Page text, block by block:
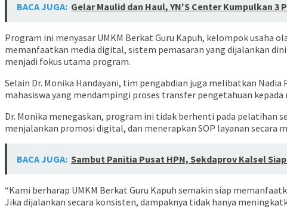
BACA JUGA: Gelar Maulid dan Haul, YN'S Center Kumpulkan
Program ini menyasar UMKM Berkat Guru Kapuh, kelompok usaha
memanfaatkan media digital, sistem pemasaran yang dijalankan
menjadi fokus utama program.
Selain Dr. Monika Handayani, tim pengabdian juga melibatkan Nadia
mahasiswa yang mendampingi proses transfer pengetahuan
Dr. Monika menegaskan, program ini tidak berhenti pada
menjalankan promosi digital, dan menerapkan SOP layanan secara
BACA JUGA: Sambut Panitia Pusat HPN, Sekdaprov Kalsel
“Kami berharap UMKM Berkat Guru Kapuh semakin siap
Jika dijalankan secara konsisten, dampaknya tidak hanya